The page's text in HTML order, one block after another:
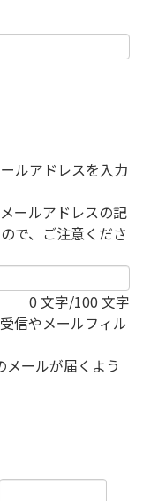
ルアドレスを入力
ールアドレスの記
で、ご注意くださ
0 文字/100 文字
信やメールフィル
ールが届くよう